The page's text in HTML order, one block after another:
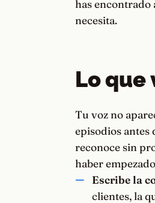
has encontrado
necesita.
Lo que
Tu voz no
episodios antes
reconoce sin
haber
Escribe la
clientes, la